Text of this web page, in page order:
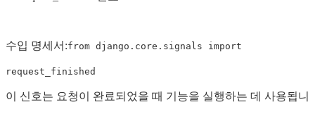
수입 명세서:from django.core.signals import
request_finished
이 신호는 요청이 완료되었을 때 기능을 실행하는 데 사용됩니